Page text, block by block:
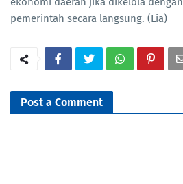
pemerintah secara langsung. (Lia)
Post a Comment